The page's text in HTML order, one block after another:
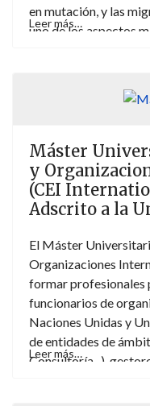
en mutación, y las
uno de los aspectos
marcado por el
Fundamentales de
Leer más…
Máster
y
(CEI
Adscrito a la
El Máster
Organizaciones
formar profesionales
funcionarios de
Naciones Unidas y
de entidades de
Consultoría...),
Leer más…